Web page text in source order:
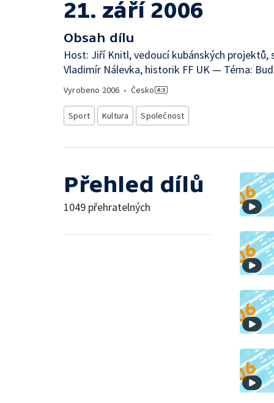
21. září 2006
Obsah dílu
Host: Jiří Knitl, vedoucí kubánských
Vladimír Nálevka, historik FF UK — Téma:
Vyrobeno 2006 • Česko
Sport Kultura Společnost
Přehled dílů
1049 přehratelných